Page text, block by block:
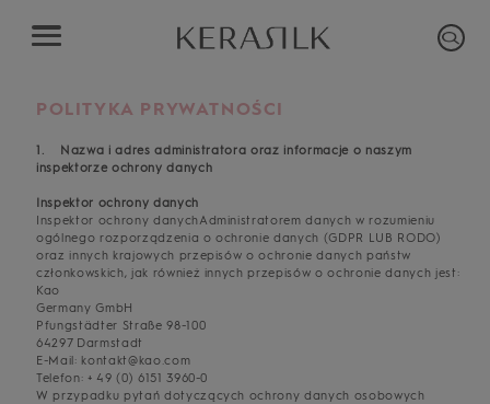
POLITYKA PRYWATNOŚCI
1. Nazwa i adres administratora oraz informacje o naszym
inspektorze ochrony danych
Inspektor ochrony danych
Inspektor ochrony danychAdministratorem danych w rozumieniu
ogólnego rozporządzenia o ochronie danych (GDPR LUB RODO)
oraz innych krajowych przepisów o ochronie danych państw
członkowskich, jak również innych przepisów o ochronie danych jest:
Kao
Germany GmbH
Pfungstädter Straße 98-100
64297 Darmstadt
E-Mail: kontakt@kao.com
Telefon: + 49 (0) 6151 3960-0
W przypadku pytań dotyczących ochrony danych osobowych